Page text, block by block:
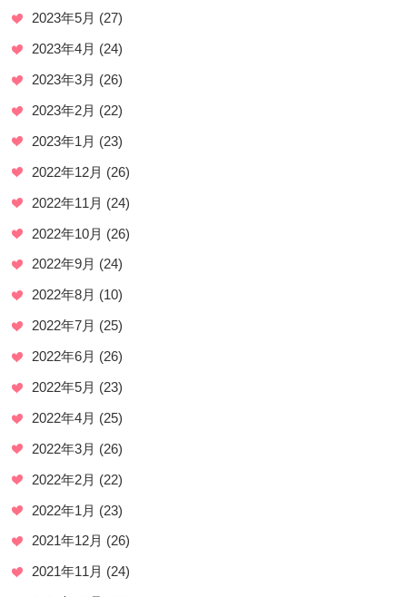
2023年5月 (27)
2023年4月 (24)
2023年3月 (26)
2023年2月 (22)
2023年1月 (23)
2022年12月 (26)
2022年11月 (24)
2022年10月 (26)
2022年9月 (24)
2022年8月 (10)
2022年7月 (25)
2022年6月 (26)
2022年5月 (23)
2022年4月 (25)
2022年3月 (26)
2022年2月 (22)
2022年1月 (23)
2021年12月 (26)
2021年11月 (24)